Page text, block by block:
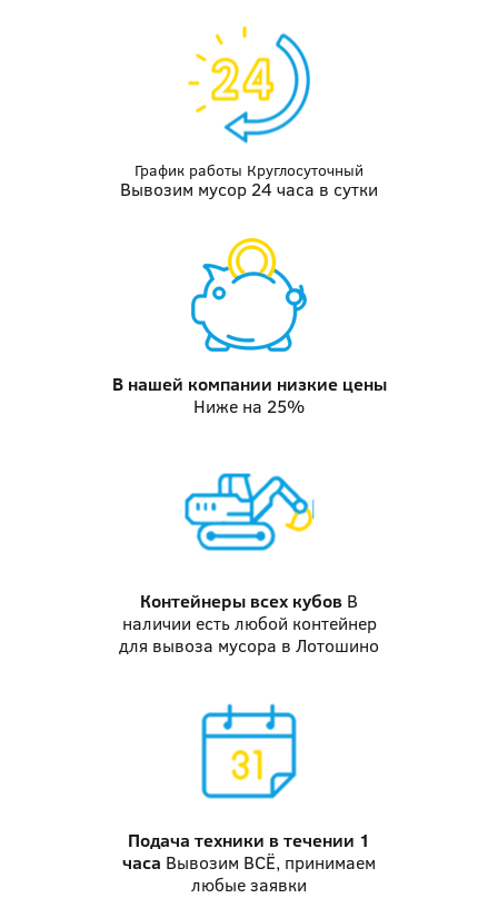
График работы Круглосуточный
Вывозим мусор 24 часа в сутки
В нашей компании низкие цены
Ниже на 25%
Контейнеры всех кубов В
наличии есть любой контейнер
для вывоза мусора в Лотошино
Подача техники в течении 1
часа Вывозим ВСЁ, принимаем
любые заявки